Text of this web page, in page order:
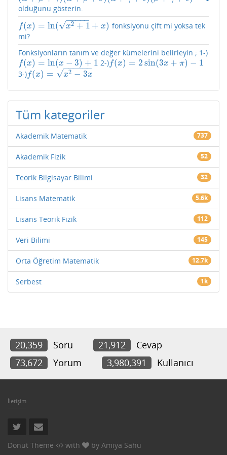
olduğunu gösterin.
f(x) = ln( x2 + 1
− −
−−−
√ + x)
f(x)=ln(x 2+1+x)
fonksiyonu çift mi yoksa tek
mi?
Fonksiyonların tanım ve değer kümelerini belirleyin ; 1-)
f(x) = ln(x − 3) + 1
f(x)=ln(x −3)+1 2-)f(x) = 2sin(3x + π) − 1
f(x)=2 sin (3 x+π)−1
3-)f(x) = x2 − 3x
− −
−−−−
√
f(x)=x 2−3 x
Tüm kategoriler
Akademik Matematik 737
Akademik Fizik 52
Teorik Bilgisayar Bilimi 32
Lisans Matematik 5.6k
Lisans Teorik Fizik 112
Veri Bilimi 145
Orta Öğretim Matematik 12.7k
Serbest 1k
20,359 Soru 21,912
Cevap
73,672
Yorum 3,980,391 Kullanıcı
İletişim
Donut Theme with by Amiya Sahu